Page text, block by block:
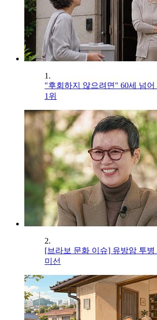
1.
"후회하지 않으려면" 60세 넘
1위
2.
[브라보 문화 이슈] 유방암 투
미선